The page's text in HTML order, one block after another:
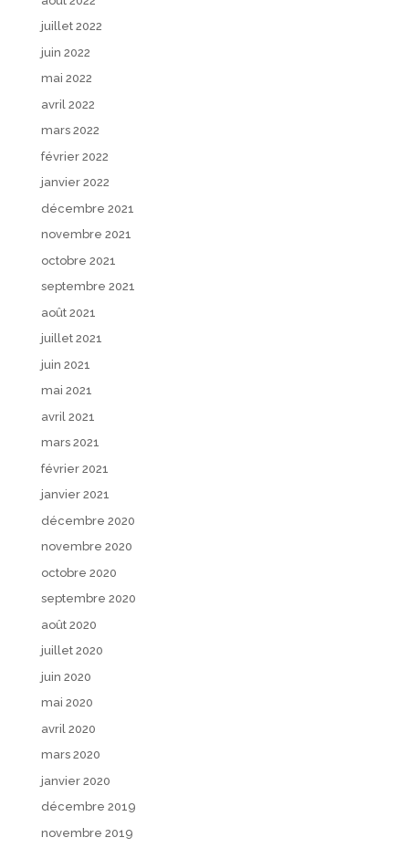
juillet 2022
juin 2022
mai 2022
avril 2022
mars 2022
février 2022
janvier 2022
décembre 2021
novembre 2021
octobre 2021
septembre 2021
août 2021
juillet 2021
juin 2021
mai 2021
avril 2021
mars 2021
février 2021
janvier 2021
décembre 2020
novembre 2020
octobre 2020
septembre 2020
août 2020
juillet 2020
juin 2020
mai 2020
avril 2020
mars 2020
janvier 2020
décembre 2019
novembre 2019